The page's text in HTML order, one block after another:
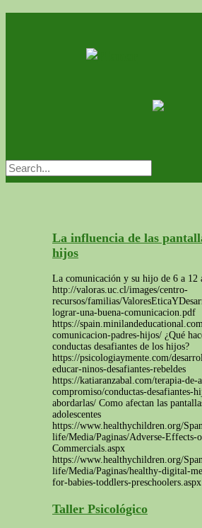
La influencia de las
hijos
La comunicación y su hijo de 6 a 12
http://valoras.uc.cl/images/centro-
recursos/familias/
lograr-una-buena-comunicacion.pdf
https://
comunicacion-padres-hijos/ ¿Qué
conductas desafiantes de los hijos?
https://psicologiaymente.com/
educar-ninos-desafiantes-rebeldes
https://katiaranzabal.com/terapia-de-
compromiso/conductas-desafiantes-
abordarlas/ Como afectan las
adolescentes
https://www.healthychildren.org/
life/Media/Paginas/Adverse-Effects-
Commercials.aspx
https://www.healthychildren.org/
life/Media/Paginas/healthy-digital-
for-babies-toddlers-preschoolers.aspx
Taller Psicológico